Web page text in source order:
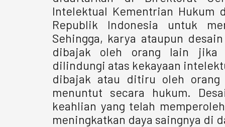
Intelektual Kementrian Hukum
Republik Indonesia untuk
Sehingga, karya ataupun
dibajak oleh orang lain jika
dilindungi atas kekayaan
dibajak atau ditiru oleh
menuntut secara hukum.
keahlian yang telah
meningkatkan daya saingnya di